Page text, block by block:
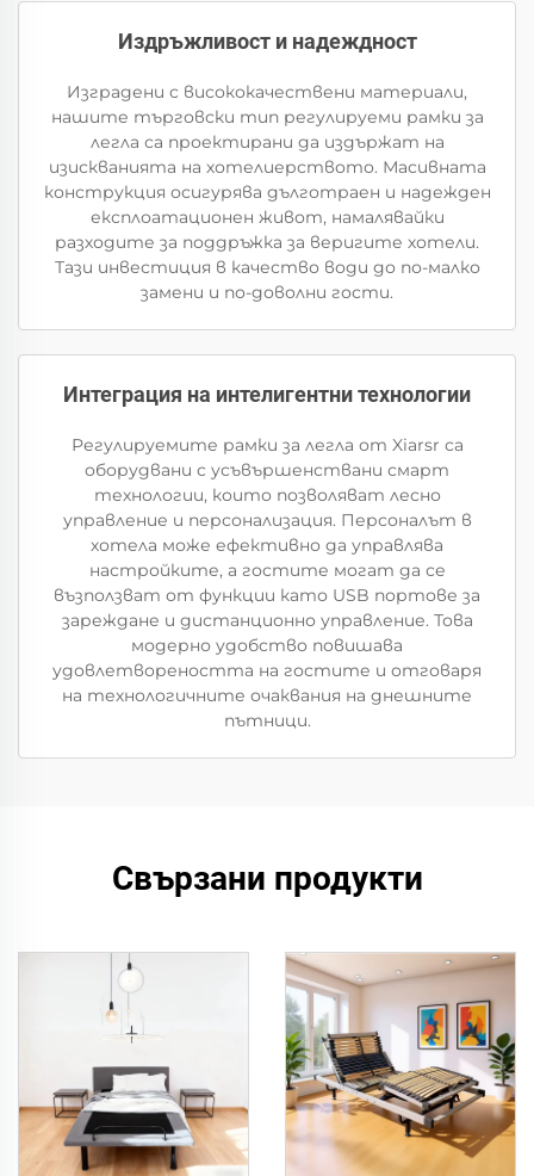
Издръжливост и надеждност
Изградени с висококачествени материали,
нашите търговски тип регулируеми рамки за
легла са проектирани да издържат на
изискванията на хотелиерството. Масивната
конструкция осигурява дълготраен и надежден
експлоатационен живот, намалявайки
разходите за поддръжка за веригите хотели.
Тази инвестиция в качество води до по-малко
замени и по-доволни гости.
Интеграция на интелигентни технологии
Регулируемите рамки за легла от Xiarsr са
оборудвани с усъвършенствани смарт
технологии, които позволяват лесно
управление и персонализация. Персоналът в
хотела може ефективно да управлява
настройките, а гостите могат да се
възползват от функции като USB портове за
зареждане и дистанционно управление. Това
модерно удобство повишава
удовлетвореността на гостите и отговаря
на технологичните очаквания на днешните
пътници.
Свързани продукти